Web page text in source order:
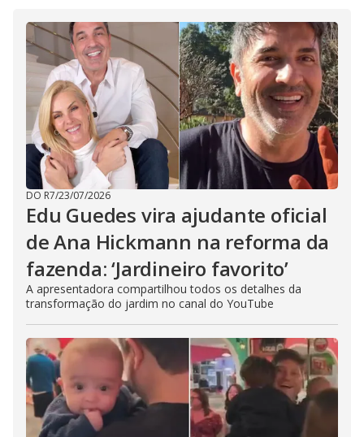
DO R7/23/07/2026
Edu Guedes vira ajudante oficial
de Ana Hickmann na reforma da
fazenda: ‘Jardineiro favorito’
A apresentadora compartilhou todos os detalhes da
transformação do jardim no canal do YouTube